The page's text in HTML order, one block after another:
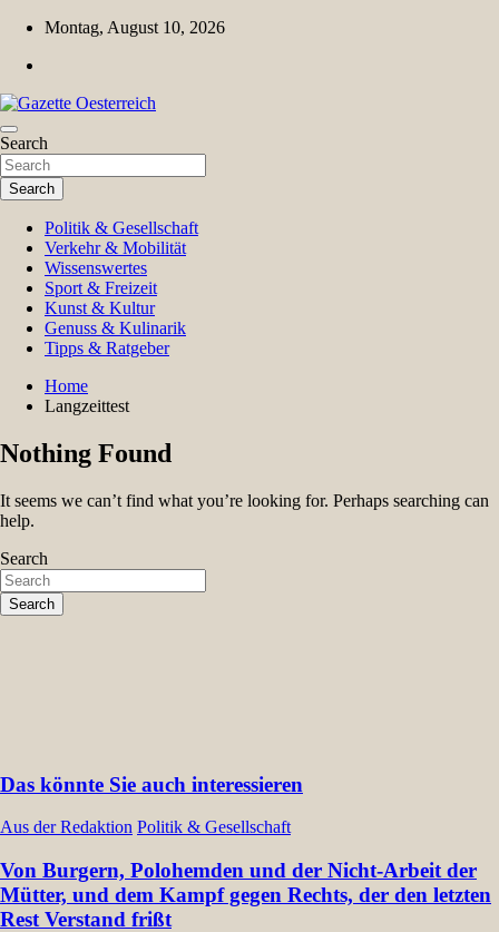
Skip
content
Montag, August 10, 2026
Gazette Oesterreich
Magazin für Freizeit, Politik, Kultur & Wissenschaft
Search
Search
Politik & Gesellschaft
Verkehr & Mobilität
Wissenswertes
Sport & Freizeit
Kunst & Kultur
Genuss & Kulinarik
Tipps & Ratgeber
Home
Langzeittest
Nothing Found
It seems we can’t find what you’re looking for. Perhaps searching can
help.
Search
Search
Das könnte Sie auch interessieren
Aus der Redaktion Politik & Gesellschaft
Von Burgern, Polohemden und der Nicht-Arbeit der
Mütter, und dem Kampf gegen Rechts, der den letzten
Rest Verstand frißt